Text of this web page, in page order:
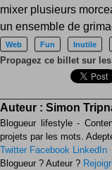
mixer plusieurs
un ensemble de
Web Fun Inutile
Propagez ce billet sur
Auteur : Simon
Blogueur lifestyle -
projets par les mots.
Twitter Facebook LinkedIn
Blogueur ? Auteur ?